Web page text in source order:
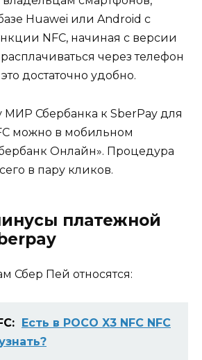
Huawei или Android с
NFC, начиная с версии
через телефон
достаточно удобно.
МИР Сбербанка к SberPay для
можно в мобильном
Онлайн». Процедура
в пару кликов.
платежной
Сбер Пей относятся:
Есть в POCO X3 NFC NFC